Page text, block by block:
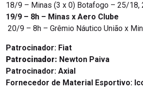
18/9 – Minas (3 x 0) Botafogo – 25/
19/9 – 8h – Minas x Aero Clube
20/9 – 8h – Grêmio Náutico União x
Patrocinador: Fiat
Patrocinador: Newton Paiva
Patrocinador: Axial
Fornecedor de Material Esportivo: